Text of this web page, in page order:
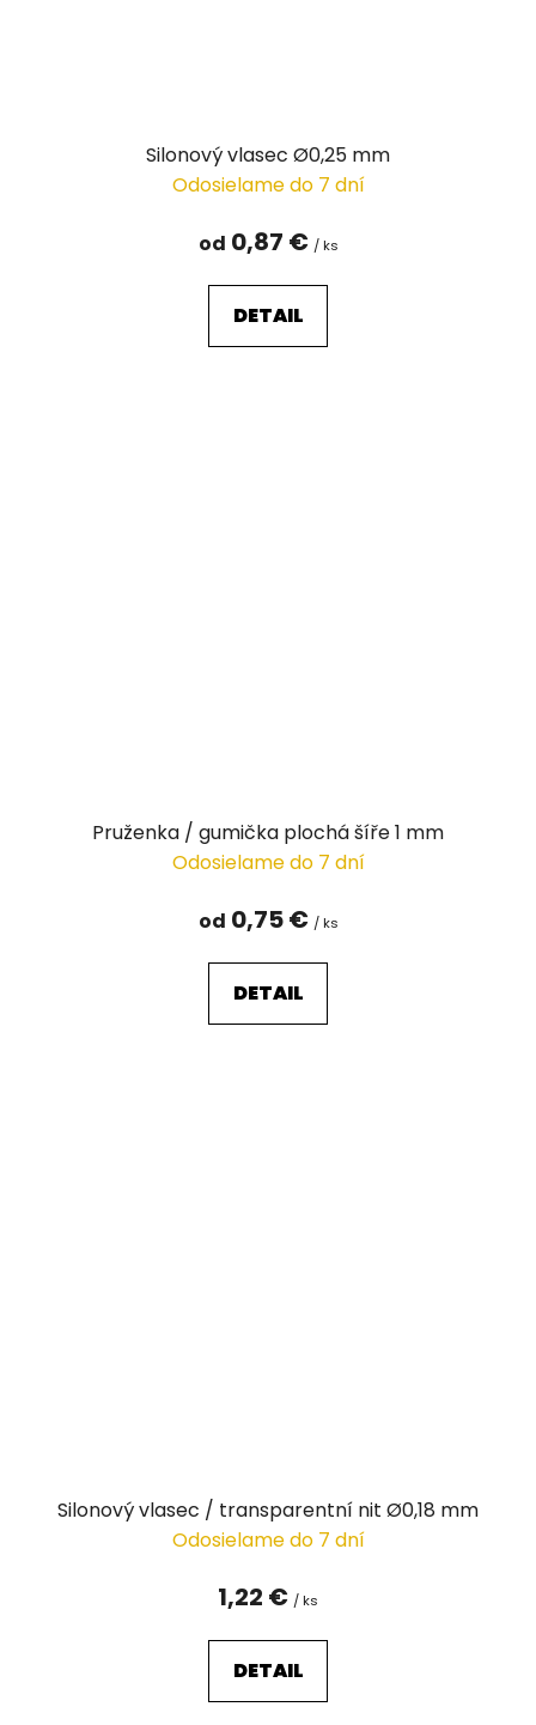
Silonový vlasec Ø0,25 mm
Odosielame do 7 dní
od 0,87 € / ks
DETAIL
Pruženka / gumička plochá šíře 1 mm
Odosielame do 7 dní
od 0,75 € / ks
DETAIL
Silonový vlasec / transparentní nit Ø0,18 mm
Odosielame do 7 dní
1,22 € / ks
DETAIL